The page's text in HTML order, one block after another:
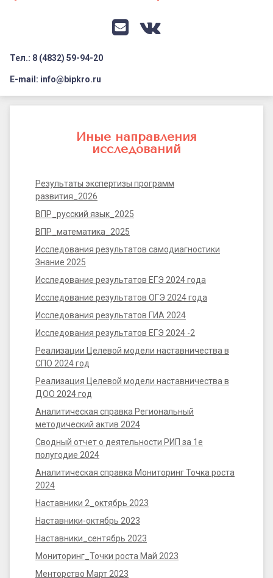
Профилактика дистанционных преступлений
Флагманы образования
Педагог-психолог
E-mailVK
Заголовок сайта → второстепенный
Тел.: 8 (4832) 59-94-20
E-mail: info@bipkro.ru
направленияИные направления
исследований
Результаты экспертизы программ
развития_2026
ВПР_русский язык_2025
ВПР_математика_2025
Исследования результатов самодиагностики
Знание 2025
Исследование результатов ЕГЭ 2024 года
Исследование результатов ОГЭ 2024 года
Исследования результатов ГИА 2024
Исследования результатов ЕГЭ 2024 -2
Реализации Целевой модели наставничества в
СПО 2024 год
Реализация Целевой модели наставничества в
ДОО 2024 год
Аналитическая справка Региональный
методический актив 2024
Сводный отчет о деятельности РИП за 1е
полугодие 2024
Аналитическая справка Мониторинг Точка роста
2024
Наставники 2_октябрь 2023
Наставники-октябрь 2023
Наставники_сентябрь 2023
Мониторинг_Точки роста Май 2023
Менторство Март 2023